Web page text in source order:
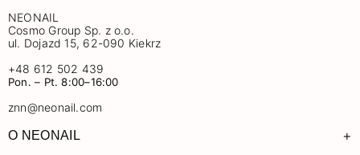
NEONAIL
Cosmo Group Sp. z o.o.
ul. Dojazd 15, 62-090 Kiekrz
+48 612 502 439
Pon. – Pt. 8:00–16:00
znn@neonail.com
O NEONAIL +